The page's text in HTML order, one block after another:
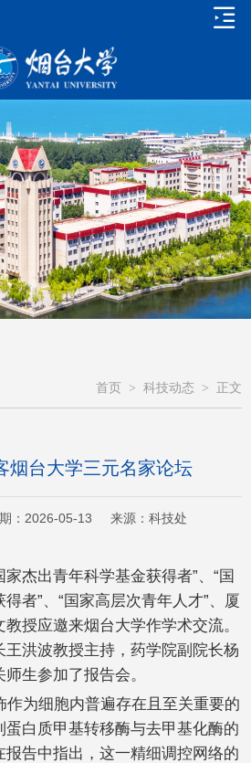
首页 > 科技动态 > 正文
烟台大学三元名家论坛
：2026-05-13 来源：科技处
家杰出青年科学基金获得者”、“国
者”、“国家高层次青年人才”、厦
授应邀来烟台大学作学术交流。
洪波教授主持，药学院副院长杨
生参加了报告会。
作为细胞内普遍存在且至关重要的
白质甲基转移酶与去甲基化酶的
告中指出，这一精细调控网络的